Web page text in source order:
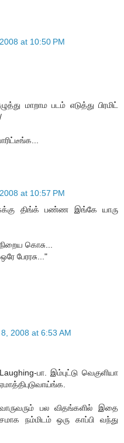
at 10:50 PM
மாறாம படம் எடுத்து பிரமிட்
at 10:57 PM
திங்க் பண்ண இங்கே யாரு
கொசு...
பேரரசு..."
2008 at 6:53 AM
பா. இம்புட்டு வெகுளியா
பல விதங்களில் இதை
நம்மிடம் ஒரு காப்பி வந்து